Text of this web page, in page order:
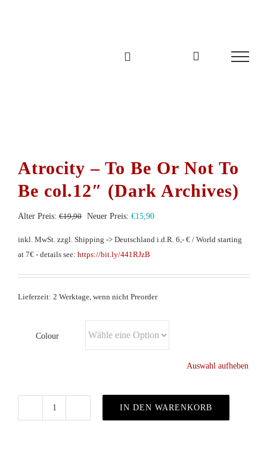
Atrocity – To Be Or Not To
Be col.12″ (Dark Archives)
Alter Preis: €19,90 Ursprünglicher
Neuer Preis: €15,90Aktueller
inkl. MwSt. zzgl. Shipping -> Deutschland i.d.R. 6,- € / World starting
at 7€ - details see: https://bit.ly/441RJzB
Lieferzeit: 2 Werktage, wenn nicht Preorder
Colour
Auswahl aufheben
IN DEN WARENKORB